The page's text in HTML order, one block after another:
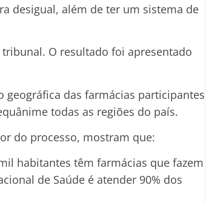
desigual, além de ter um sistema de
O resultado foi apresentado
das farmácias participantes
todas as regiões do país.
do processo, mostram que:
habitantes têm farmácias que fazem
de Saúde é atender 90% dos